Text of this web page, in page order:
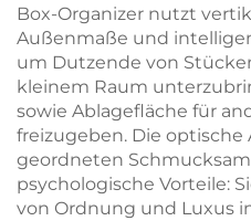
Box-Organizer nutzt
Außenmaße und
um Dutzende von
kleinem Raum
sowie Ablagefläche für
freizugeben. Die
geordneten
psychologische Vorteile:
von Ordnung und Luxus